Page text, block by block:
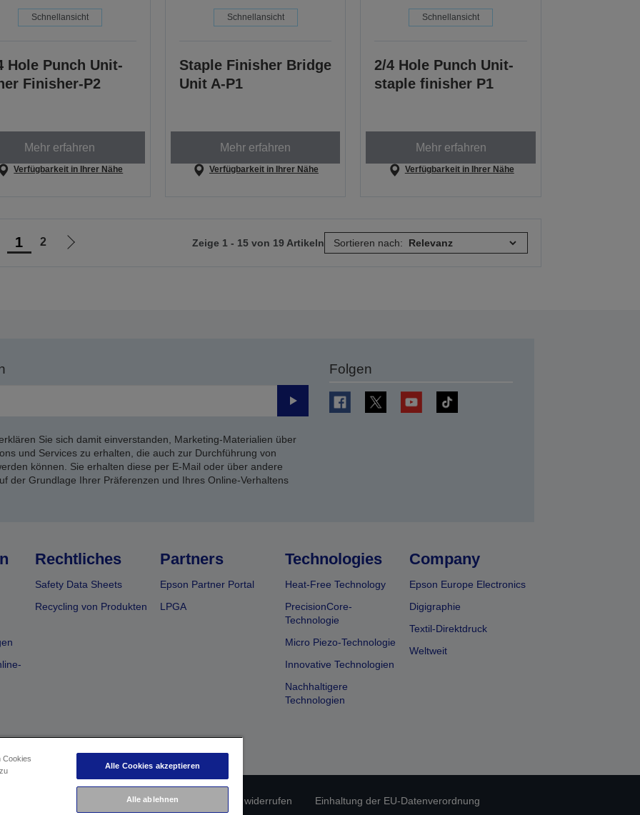
Schnellansicht
Hole Punch Unit-
Finisher-P2
Mehr erfahren
Verfügbarkeit in Ihrer Nähe
Schnellansicht
Staple Finisher Bridge
Unit A-P1
Mehr erfahren
Verfügbarkeit in Ihrer Nähe
Schnellansicht
2/4 Hole Punch Unit-
staple finisher P1
Mehr erfahren
Verfügbarkeit in Ihrer Nähe
1 2
Zur
Zeige 1 - 15 von 19 Artikeln Sortieren nach:
Senden
Sie sich damit einverstanden, Marketing-Materialien über
und Services zu erhalten, die auch zur Durchführung von
können. Sie erhalten diese per E-Mail oder über andere
der Grundlage Ihrer Präferenzen und Ihres Online-Verhaltens
Folgen
Rechtliches
Safety Data Sheets
Recycling von Produkten
Partners
Epson Partner Portal
LPGA
Technologies
Heat-Free Technology
PrecisionCore-
Technologie
Micro Piezo-Technologie
Innovative Technologien
Nachhaltigere
Technologien
Company
Epson Europe Electronics
Digigraphie
Textil-Direktdruck
Weltweit
Datenschutzrichtlinie Vertrag widerrufen Einhaltung der EU-Datenverordnung
Cookies
Alle Cookies akzeptieren
Alle ablehnen